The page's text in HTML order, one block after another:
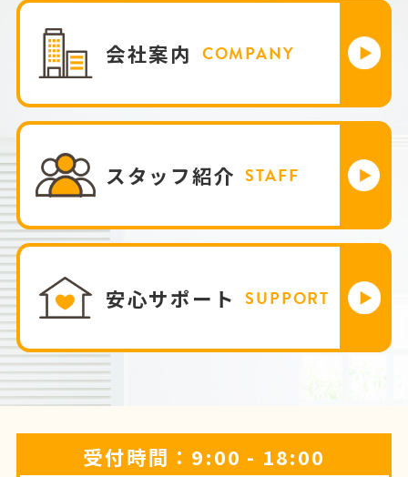
会社案内 COMPANY
スタッフ紹介 STAFF
安心サポート SUPPORT
受付時間：9:00 - 18:00